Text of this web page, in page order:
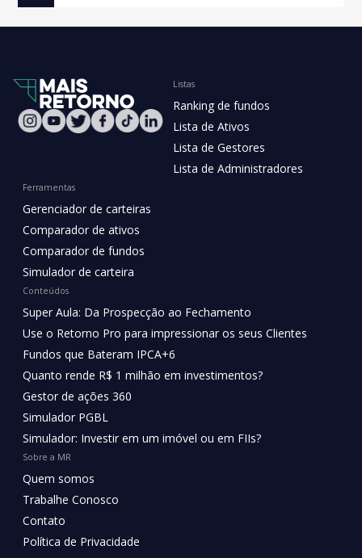
Listas
Ranking de fundos
Lista de Ativos
Lista de Gestores
Lista de Administradores
Ferramentas
Gerenciador de carteiras
Comparador de ativos
Comparador de fundos
Simulador de carteira
Conteúdos
Super Aula: Da Prospecção ao Fechamento
Use o Retorno Pro para impressionar os seus Clientes
Fundos que Bateram IPCA+6
Quanto rende R$ 1 milhão em investimentos?
Gestor de ações 360
Simulador PGBL
Simulador: Investir em um imóvel ou em FIIs?
Sobre a MR
Quem somos
Trabalhe Conosco
Contato
Política de Privacidade